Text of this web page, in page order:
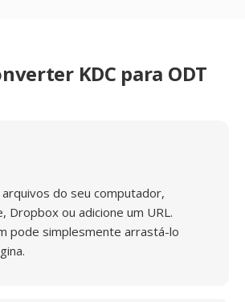
KDC para ODT
arquivos do seu computador,
Dropbox ou adicione um URL.
pode simplesmente arrastá-lo